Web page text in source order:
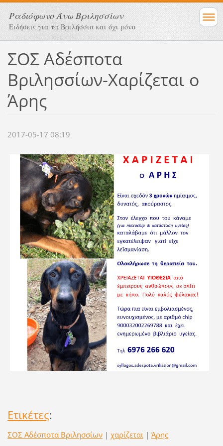
Ραδιόφωνο Άνω Βριλησσίων
Ειδήσεις για τα Βριλήσσια και όχι μόνο
ΣΟΣ Αδέσποτα
Βριλησσίων-Χαρίζεται ο
Άρης
2017-05-17 08:19
Ετικέτες:
ΣΟΣ Αδέσποτα Βριλησσίων | χαρίζεται | Άρης